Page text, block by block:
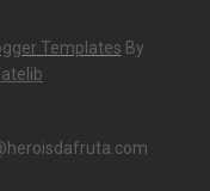
Templates By